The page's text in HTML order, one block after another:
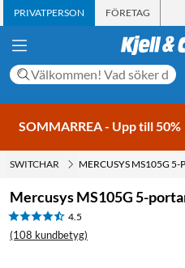
PRIVATPERSON FÖRETAG
SOMMARREA - Upp till 50%
SWITCHAR
Mercusys MS105G 5-
4.5
(108 kundbetyg)